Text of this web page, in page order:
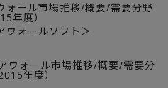
ォール市場推移/概要/需要分野
年度）
ウォールソフト＞
ウォール市場推移/概要/需要分
年度）